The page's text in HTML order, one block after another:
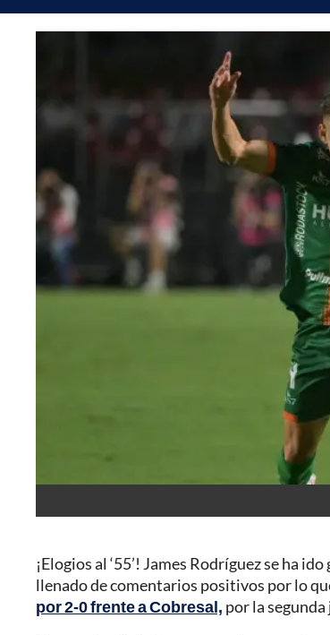
¡Elogios al ‘55’! James Rodríguez se ha
llenado de comentarios positivos por lo
por 2-0 frente a Cobresal, por la